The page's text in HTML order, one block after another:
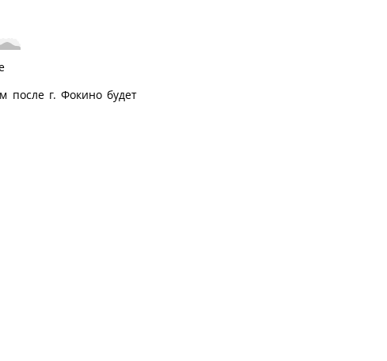
после г. Фокино будет